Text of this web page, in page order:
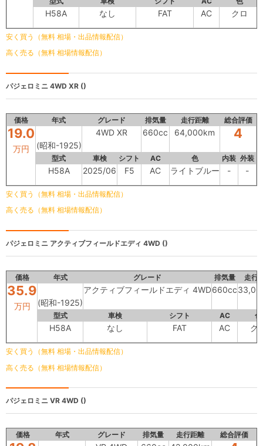
H58A なし FAT AC クロ
安く買う（無料 相場・出品情報配信）
高く売る（無料 相場情報配信）
パジェロミニ 4WD XR ()
価格 年式 グレード 排気量 走行距離 総合評価
19.0
万円 (昭和-1925)
4WD XR 660cc 64,000km 4
型式 車検 シフト AC 色 内装 外装
H58A 2025/06 F5 AC ライトブルー - -
安く買う（無料 相場・出品情報配信）
高く売る（無料 相場情報配信）
パジェロミニ アクティブフィールドエディ 4WD ()
価格 年式 グレード 排気量 走行
35.9
万円 (昭和-1925)
アクティブフィールドエディ 4WD660cc
型式 車検 シフト AC 色
H58A なし FAT AC ク
安く買う（無料 相場・出品情報配信）
高く売る（無料 相場情報配信）
パジェロミニ VR 4WD ()
価格 年式 グレード 排気量 走行距離 総合評価